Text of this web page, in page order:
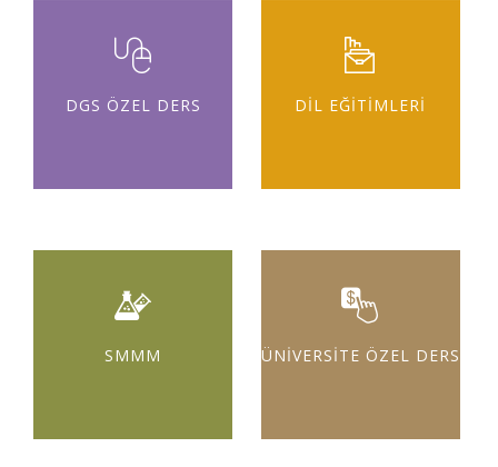
DGS ÖZEL DERS DİL EĞİTİMLERİ
SMMM ÜNİVERSİTE ÖZEL DERS